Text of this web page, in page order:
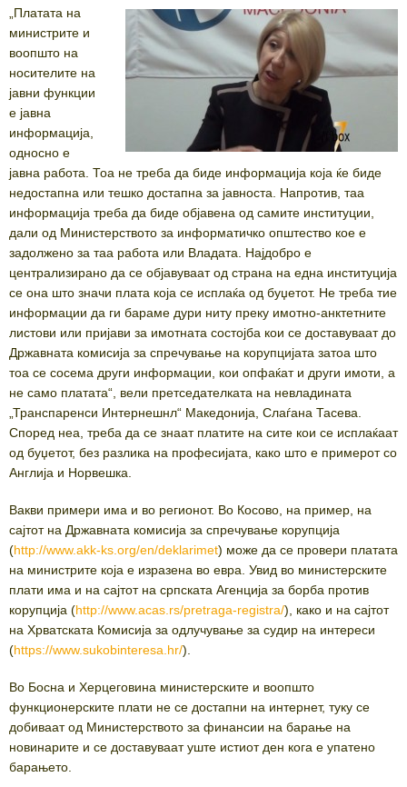
„Платата на
министрите и
воопшто на
носителите на
јавни функции
е јавна
информација,
односно е
јавна работа. Тоа не треба да биде информација која ќе биде
недостапна или тешко достапна за јавноста. Напротив, таа
информација треба да биде објавена од самите институции,
дали од Министерството за информатичко општество кое е
задолжено за таа работа или Владата. Најдобро е
централизирано да се објавуваат од страна на една институција
се она што значи плата која се исплаќа од буџетот. Не треба тие
информации да ги бараме дури ниту преку имотно-анктетните
листови или пријави за имотната состојба кои се доставуваат до
Државната комисија за спречување на корупцијата затоа што
тоа се сосема други информации, кои опфаќат и други имоти, а
не само платата“, вели претседателката на невладината
„Транспаренси Интернешнл“ Македонија, Слаѓана Тасева.
Според неа, треба да се знаат платите на сите кои се исплаќаат
од буџетот, без разлика на професијата, како што е примерот со
Англија и Норвешка.
Вакви примери има и во регионот. Во Косово, на пример, на
сајтот на Државната комисија за спречување корупција
(http://www.akk-ks.org/en/deklarimet) може да се провери платата
на министрите која е изразена во евра. Увид во министерските
плати има и на сајтот на српската Агенција за борба против
корупција (http://www.acas.rs/pretraga-registra/), како и на сајтот
на Хрватската Комисија за одлучување за судир на интереси
(https://www.sukobinteresa.hr/).
Во Босна и Херцеговина министерските и воопшто
функционерските плати не се достапни на интернет, туку се
добиваат од Министерството за финансии на барање на
новинарите и се доставуваат уште истиот ден кога е упатено
барањето.